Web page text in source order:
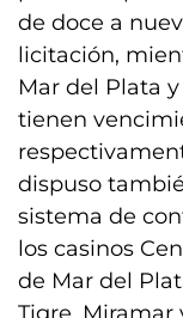
de doce a
licitación,
Mar del Plata
tienen
dispuso
sistema de
los casinos
de Mar del